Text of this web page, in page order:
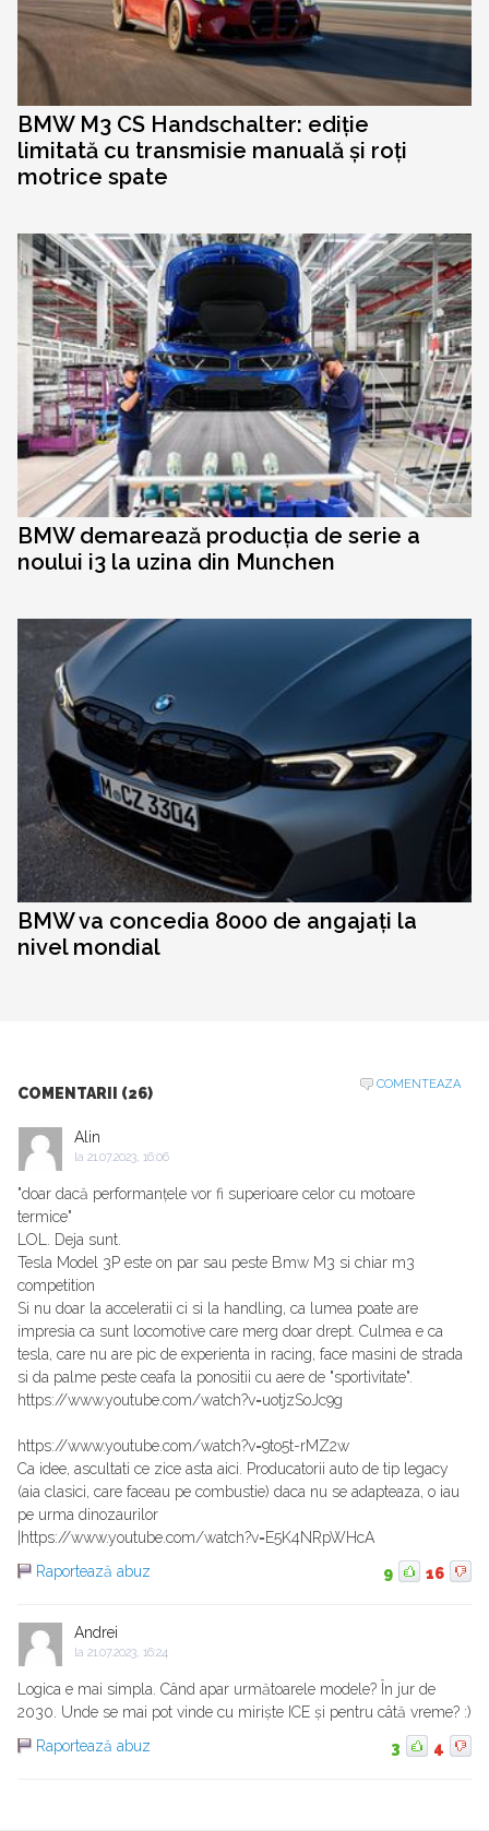
BMW M3 CS Handschalter: ediție
limitată cu transmisie manuală și roți
motrice spate
BMW demarează producția de serie a
noului i3 la uzina din Munchen
BMW va concedia 8000 de angajați la
nivel mondial
COMENTARII (26)
COMENTEAZA
Alin
la 21.07.2023, 16:06
"doar dacă performanțele vor fi superioare celor cu motoare
termice"
LOL. Deja sunt.
Tesla Model 3P este on par sau peste Bmw M3 si chiar m3
competition
Si nu doar la acceleratii ci si la handling, ca lumea poate are
impresia ca sunt locomotive care merg doar drept. Culmea e ca
tesla, care nu are pic de experienta in racing, face masini de strada
si da palme peste ceafa la ponositii cu aere de "sportivitate".
https://www.youtube.com/watch?v=uotjzSoJc9g
https://www.youtube.com/watch?v=9to5t-rMZ2w
Ca idee, ascultati ce zice asta aici. Producatorii auto de tip legacy
(aia clasici, care faceau pe combustie) daca nu se adapteaza, o iau
pe urma dinozaurilor
|https://www.youtube.com/watch?v=E5K4NRpWHcA
Raportează abuz
9 16
Andrei
la 21.07.2023, 16:24
Logica e mai simpla. Când apar următoarele modele? În jur de
2030. Unde se mai pot vinde cu miriște ICE și pentru câtă vreme? :)
Raportează abuz
3 4